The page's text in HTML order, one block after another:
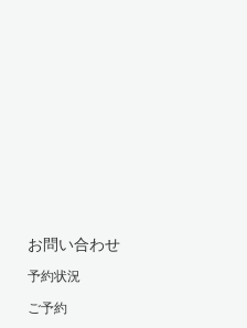
お問い合わせ
予約状況
ご予約